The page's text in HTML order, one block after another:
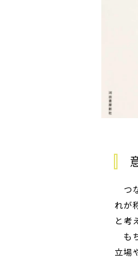
つ
れが
と考
も
立場